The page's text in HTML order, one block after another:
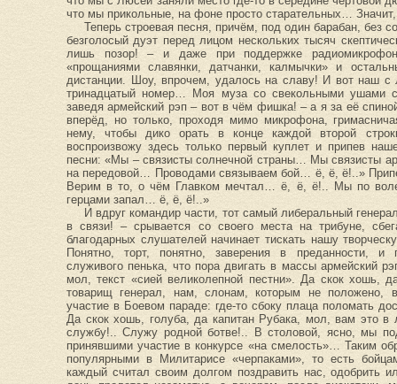
что мы прикольные, на фоне просто старательных…
Теперь строевая песня, причём, под один барабан, без
безголосый дуэт перед лицом нескольких тысяч
лишь позор! – и даже при поддержке
«прощаниями славянки, датчанки, калмычки» и
дистанции. Шоу, впрочем, удалось на славу! И вот наш с
тринадцатый номер… Моя муза со свекольными ушами
заведя армейский рэп – вот в чём фишка! – а я за её
вперёд, но только, проходя мимо микрофона,
нему, чтобы дико орать в конце каждой второй
воспроизвожу здесь только первый куплет и припев
песни: «Мы – связисты солнечной страны… Мы связисты
на передовой… Проводами связываем бой… ё, ё, ё!..»
Верим в то, о чём Главком мечтал… ё, ё, ё!.. Мы по
герцами запал… ё, ё, ё!..»
И вдруг командир части, тот самый либеральный
в связи! – срывается со своего места на трибуне,
благодарных слушателей начинает тискать нашу
Понятно, торт, понятно, заверения в преданности, и
служивого пенька, что пора двигать в массы армейский
мол, текст «сией великолепной пестни». Да скок
товарищ генерал, нам, слонам, которым не положено,
участие в Боевом параде: где-то сбоку плаца поломать
Да скок хошь, голуба, да капитан Рубака, мол, вам это
службу!.. Служу родной ботве!.. В столовой, ясно, мы
принявшими участие в конкурсе «на смелость»… Таким
популярными в Милитарисе «черпаками», то есть
каждый считал своим долгом поздравить нас, одобрить